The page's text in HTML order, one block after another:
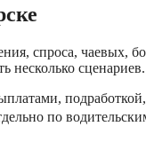
спроса, чаевых,
несколько сценариев.
по